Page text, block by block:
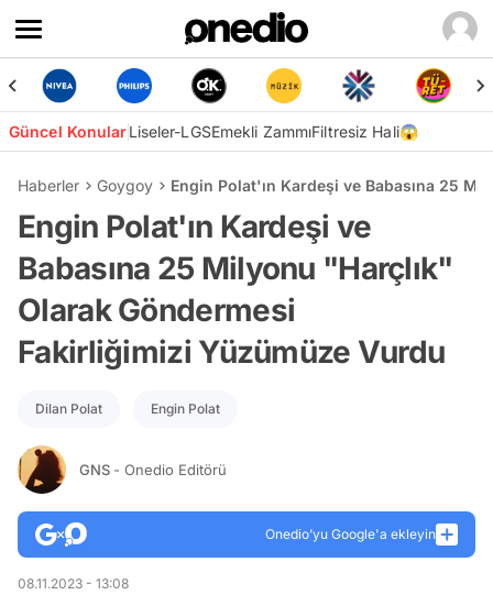
Güncel KonularLiseler-LGSEmekli ZammıFiltresiz Hali😱
Haberler Goygoy Engin Polat'ın Kardeşi ve Babasına 25
Engin Polat'ın Kardeşi ve
Babasına 25 Milyonu "Harçlık"
Olarak Göndermesi
Fakirliğimizi Yüzümüze Vurdu
Dilan Polat Engin Polat
GNS - Onedio Editörü
Onedio’yu Google'a ekleyin
08.11.2023 - 13:08